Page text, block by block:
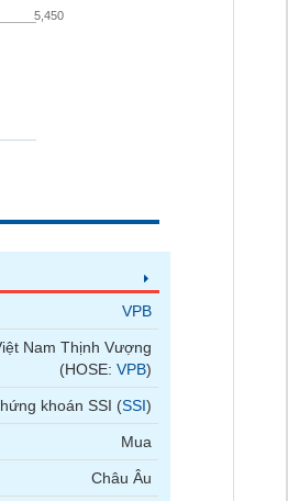
5,450
VPB
Nam Thịnh Vượng
(HOSE:VPB)
khoán SSI (SSI)
Mua
Châu Âu